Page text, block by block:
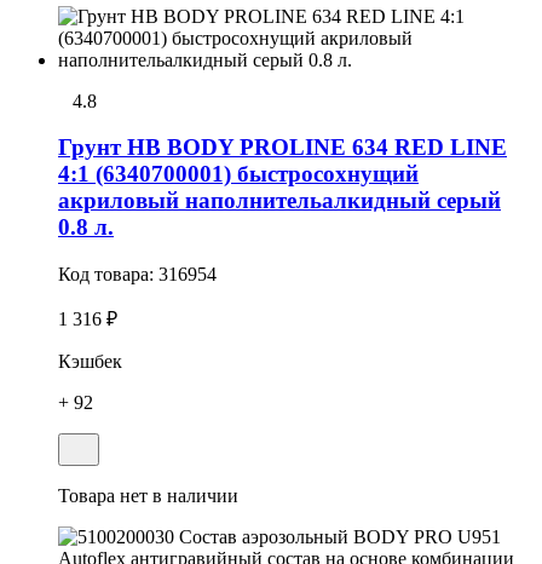
4.8
Грунт HB BODY PROLINE 634 RED LINE
4:1 (6340700001) быстросохнущий
акриловый наполнительалкидный серый
0.8 л.
Код товара: 316954
1 316 ₽
Кэшбек
+ 92
Товара нет в наличии